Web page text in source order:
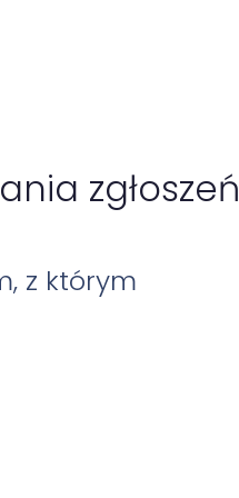
zgłoszeń
z którym